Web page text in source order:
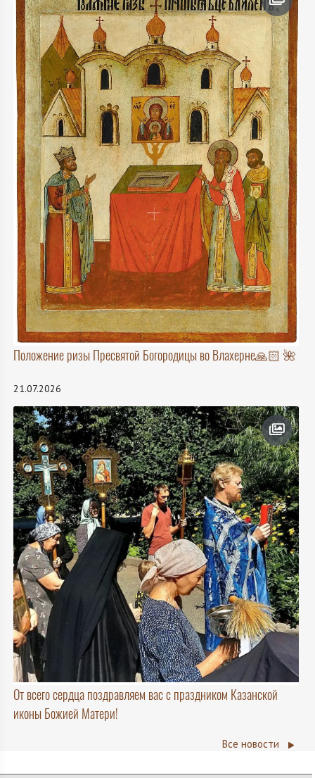
Положение ризы Пресвятой Богородицы во Влахерне🙏🏻 🌺
21.07.2026
От всего сердца поздравляем вас с праздником Казанской
иконы Божией Матери!
Все новости